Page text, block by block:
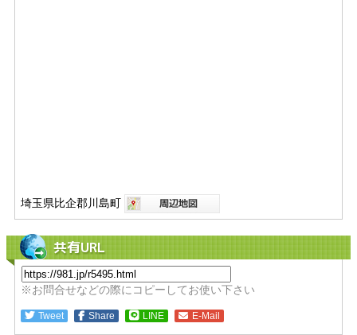
埼玉県比企郡川島町
共有URL
※お問合せなどの際にコピーしてお使い下さい
Tweet Share LINE E-Mail